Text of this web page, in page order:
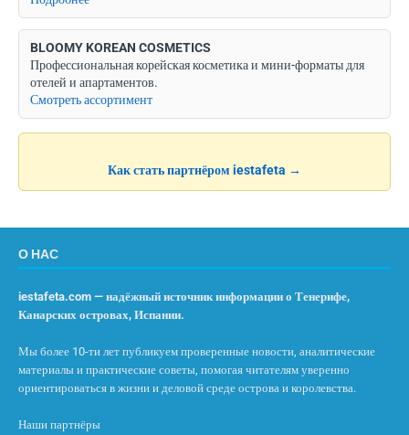
BLOOMY KOREAN COSMETICS
Профессиональная корейская косметика и мини-форматы для
отелей и апартаментов.
Смотреть ассортимент
Как стать партнёром iestafeta →
О НАС
iestafeta.com — надёжный источник информации о Тенерифе,
Канарских островах, Испании.
Мы более 10-ти лет публикуем проверенные новости, аналитические
материалы и практические советы, помогая читателям уверенно
ориентироваться в жизни и деловой среде острова и королевства.
Наши партнёры